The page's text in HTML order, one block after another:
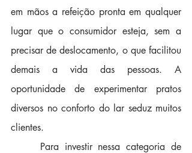
em mãos a refeição pronta em qualquer
lugar que o consumidor esteja, sem a
precisar de deslocamento, o que facilitou
demais a vida das pessoas. A
oportunidade de experimentar pratos
diversos no conforto do lar seduz muitos
clientes.